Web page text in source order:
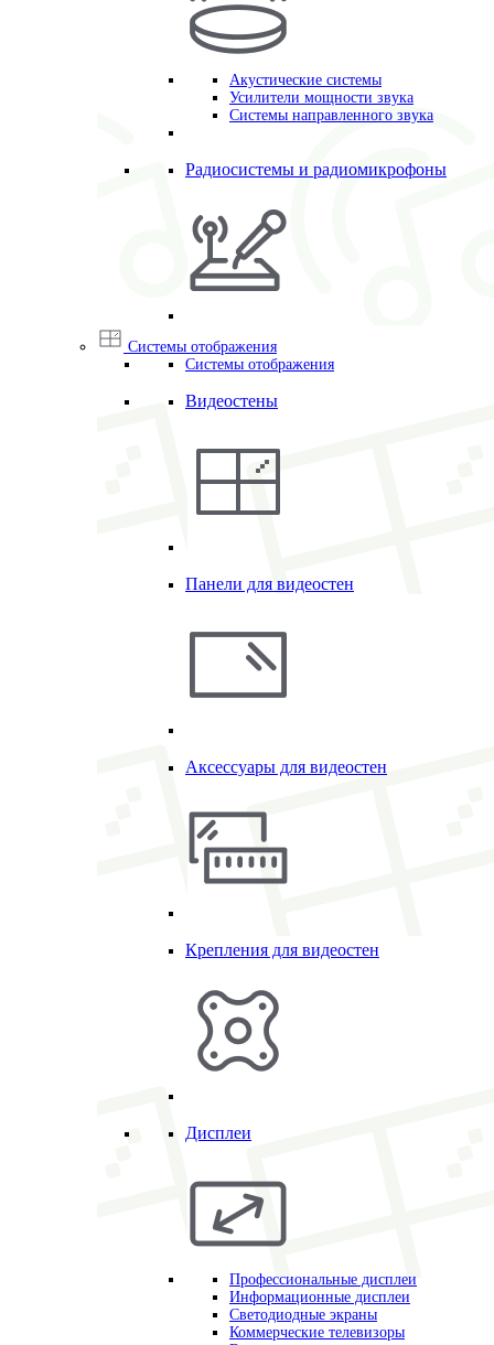
Акустические системы
Усилители мощности звука
Системы направленного звука
Радиосистемы и радиомикрофоны
Системы отображения
Системы отображения
Видеостены
Панели для видеостен
Аксессуары для видеостен
Крепления для видеостен
Дисплеи
Профессиональные дисплеи
Информационные дисплеи
Светодиодные экраны
Коммерческие телевизоры